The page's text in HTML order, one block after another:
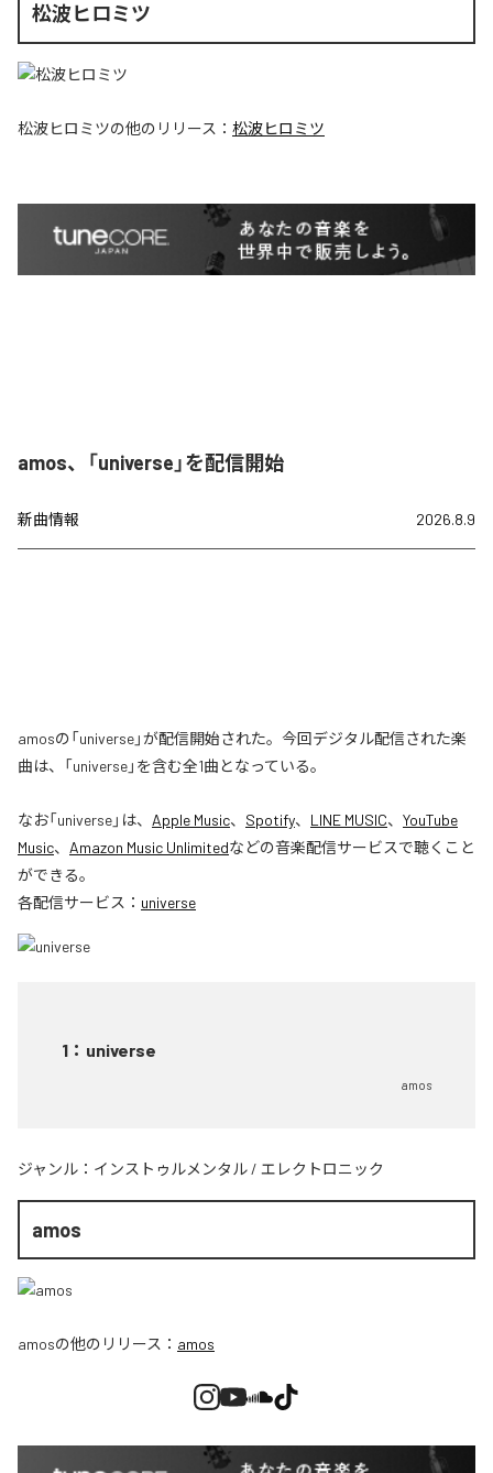
松波ヒロミツ
松波ヒロミツの他のリリース： 松波ヒロミツ
amos、「universe」を配信開始
新曲情報 2026.8.9
amosの「universe」が配信開始された。今回デジタル配信された楽
曲は、「universe」を含む全1曲となっている。
なお「universe」は、 Apple Music、 Spotify、 LINE MUSIC、 YouTube
Music、 Amazon Music Unlimitedなどの音楽配信サービスで聴くこと
ができる。
各配信サービス： universe
1 ： universe
amos
ジャンル： インストゥルメンタル / エレクトロニック
amos
amosの他のリリース： amos